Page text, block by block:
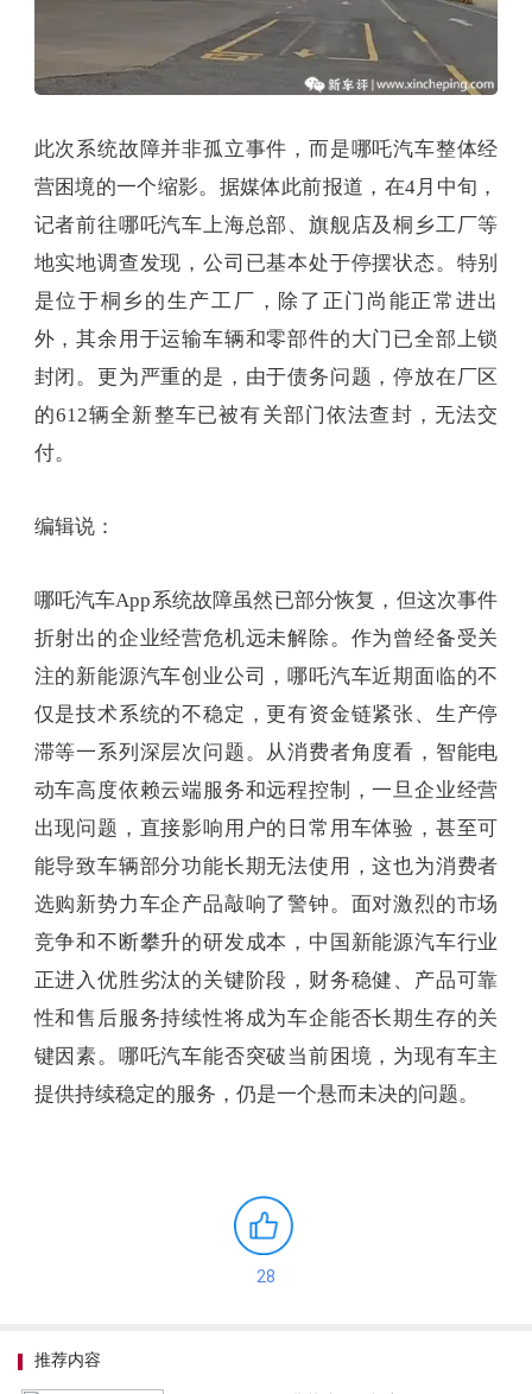
此次系统故障并非孤立事件，而是哪吒汽车整体经
营困境的一个缩影。据媒体此前报道，在4月中旬，
记者前往哪吒汽车上海总部、旗舰店及桐乡工厂等
地实地调查发现，公司已基本处于停摆状态。特别
是位于桐乡的生产工厂，除了正门尚能正常进出
外，其余用于运输车辆和零部件的大门已全部上锁
封闭。更为严重的是，由于债务问题，停放在厂区
的612辆全新整车已被有关部门依法查封，无法交
付。
编辑说：
哪吒汽车App系统故障虽然已部分恢复，但这次事件
折射出的企业经营危机远未解除。作为曾经备受关
注的新能源汽车创业公司，哪吒汽车近期面临的不
仅是技术系统的不稳定，更有资金链紧张、生产停
滞等一系列深层次问题。从消费者角度看，智能电
动车高度依赖云端服务和远程控制，一旦企业经营
出现问题，直接影响用户的日常用车体验，甚至可
能导致车辆部分功能长期无法使用，这也为消费者
选购新势力车企产品敲响了警钟。面对激烈的市场
竞争和不断攀升的研发成本，中国新能源汽车行业
正进入优胜劣汰的关键阶段，财务稳健、产品可靠
性和售后服务持续性将成为车企能否长期生存的关
键因素。哪吒汽车能否突破当前困境，为现有车主
提供持续稳定的服务，仍是一个悬而未决的问题。
28
推荐内容